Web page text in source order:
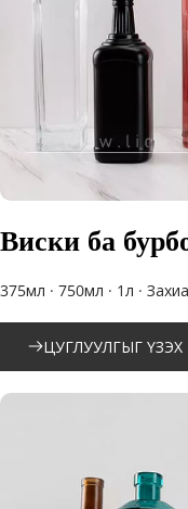
Виски ба
375мл · 750мл · 1л ·
ЦУГЛУУЛГЫГ ҮЗЭХ